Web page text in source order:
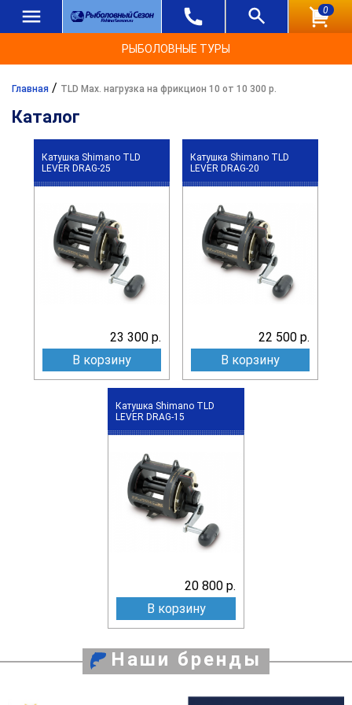
0
РЫБОЛОВНЫЕ ТУРЫ
Главная / TLD Max. нагрузка на фрикцион 10 от 10 300 р.
Каталог
Катушка Shimano TLD
LEVER DRAG-25
23 300 р.
В корзину
Катушка Shimano TLD
LEVER DRAG-20
22 500 р.
В корзину
Катушка Shimano TLD
LEVER DRAG-15
20 800 р.
В корзину
Наши бренды